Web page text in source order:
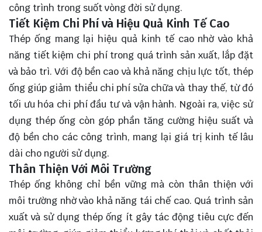
công trình trong suốt vòng đời sử dụng.
Tiết Kiệm Chi Phí và Hiệu Quả Kinh Tế Cao
Thép ống mang lại hiệu quả kinh tế cao nhờ vào khả
năng tiết kiệm chi phí trong quá trình sản xuất, lắp đặt
và bảo trì. Với độ bền cao và khả năng chịu lực tốt, thép
ống giúp giảm thiểu chi phí sửa chữa và thay thế, từ đó
tối ưu hóa chi phí đầu tư và vận hành. Ngoài ra, việc sử
dụng thép ống còn góp phần tăng cường hiệu suất và
độ bền cho các công trình, mang lại giá trị kinh tế lâu
dài cho người sử dụng.
Thân Thiện Với Môi Trường
Thép ống không chỉ bền vững mà còn thân thiện với
môi trường nhờ vào khả năng tái chế cao. Quá trình sản
xuất và sử dụng thép ống ít gây tác động tiêu cực đến